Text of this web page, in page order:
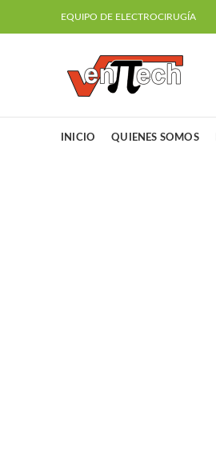
EQUIPO DE ELECTROCIRUGÍA
INICIO QUIENES SOMOS